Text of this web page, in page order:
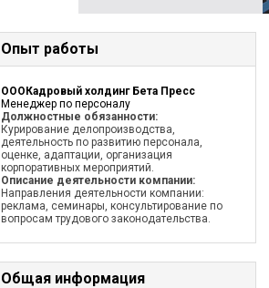
Опыт работы
ОООКадровый холдинг Бета Пресс
Менеджер по персоналу
Должностные обязанности:
Курирование делопроизводства,
деятельность по развитию персонала,
оценке, адаптации, организация
корпоративных мероприятий.
Описание деятельности компании:
Направления деятельности компании:
реклама, семинары, консультирование по
вопросам трудового законодательства.
Общая информация